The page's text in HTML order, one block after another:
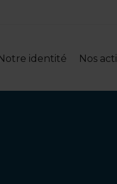
identité Nos